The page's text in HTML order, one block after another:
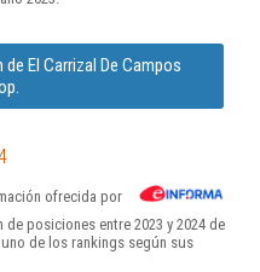
El Carrizal De Campos
ofrecida por
posiciones entre 2023 y 2024 de
de los rankings según sus